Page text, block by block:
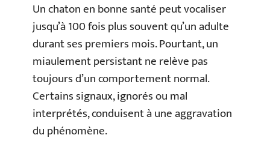
Un chaton en bonne santé peut vocaliser
jusqu’à 100 fois plus souvent qu’un adulte
durant ses premiers mois. Pourtant, un
miaulement persistant ne relève pas
toujours d’un comportement normal.
Certains signaux, ignorés ou mal
interprétés, conduisent à une aggravation
du phénomène.